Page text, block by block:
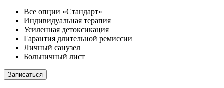
Все опции «Стандарт»
Индивидуальная терапия
Усиленная детоксикация
Гарантия длительной ремиссии
Личный санузел
Больничный лист
Записаться